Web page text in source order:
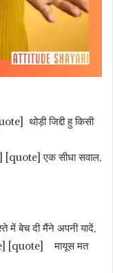
थोड़ी जिद्दी हु किसी
एक सीधा सवाल,
बेच दी मैंने अपनी यादें,
[quote] मायूस मत